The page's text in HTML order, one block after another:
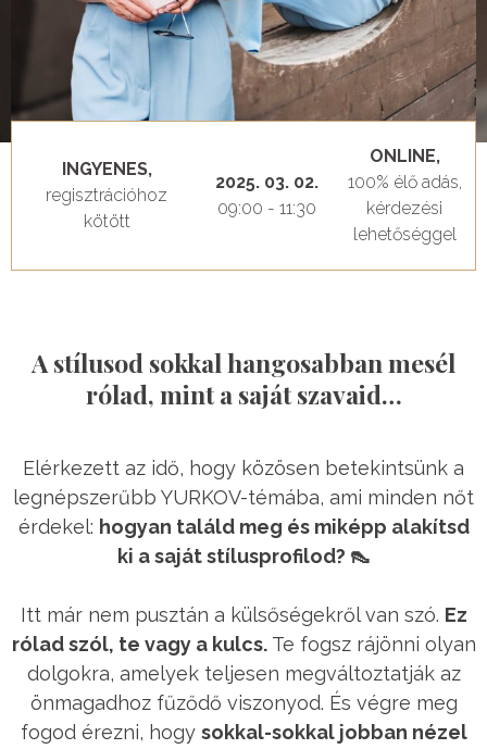
INGYENES,
regisztrációhoz
kötött
2025. 03. 02.
09:00 - 11:30
ONLINE,
100% élő adás,
kérdezési
lehetőséggel
A stílusod sokkal hangosabban mesél
rólad, mint a saját szavaid…
Elérkezett az idő, hogy közösen betekintsünk a
legnépszerűbb YURKOV-témába, ami minden nőt
érdekel: hogyan találd meg és miképp alakítsd
ki a saját stílusprofilod? 👠
Itt már nem pusztán a külsőségekről van szó. Ez
rólad szól, te vagy a kulcs.Te fogsz rájönni olyan
dolgokra, amelyek teljesen megváltoztatják az
önmagadhoz fűződő viszonyod. És végre meg
fogod érezni, hogy sokkal-sokkal jobban nézel